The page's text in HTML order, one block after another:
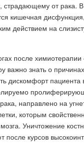
страдающему от рака.
кишечная
действием на
после
важно знать о
дискомфорт пациента
направлено на
которым
мозга. Уничтожение
после курсов